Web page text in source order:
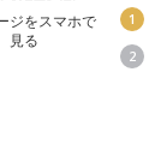
ジをスマホで
見る
1
2